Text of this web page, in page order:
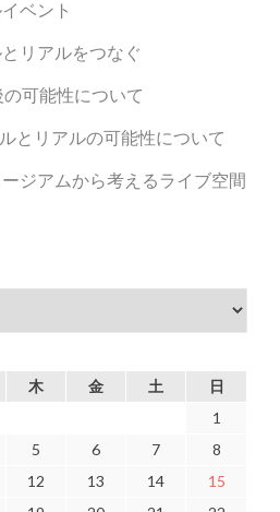
ベント
リアルをつなぐ
可能性について
とリアルの可能性について
ジアムから考えるライブ空間
木 金 土
日
1
5 6 7
8
12 13 14
15